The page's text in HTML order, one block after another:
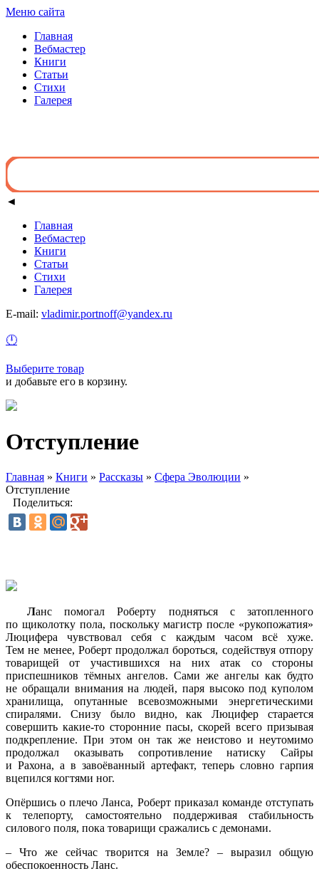
Меню сайта
Главная
Вебмастер
Книги
Статьи
Стихи
Галерея
◄
Главная
Вебмастер
Книги
Статьи
Стихи
Галерея
E-mail: vladimir.portnoff@yandex.ru
🕛
Выберите товар
и добавьте его в корзину.
Отступление
Главная » Книги » Рассказы » Сфера Эволюции »
Отступление
Поделиться:
Ланс помогал Роберту подняться с затопленного
по щиколотку пола, поскольку магистр после «рукопожатия»
Люцифера чувствовал себя с каждым часом всё хуже.
Тем не менее, Роберт продолжал бороться, содействуя отпору
товарищей от участившихся на них атак со стороны
приспешников тёмных ангелов. Сами же ангелы как будто
не обращали внимания на людей, паря высоко под куполом
хранилища, опутанные всевозможными энергетическими
спиралями. Снизу было видно, как Люцифер старается
совершить какие-то сторонние пасы, скорей всего призывая
подкрепление. При этом он так же неистово и неутомимо
продолжал оказывать сопротивление натиску Сайры
и Рахона, а в завоёванный артефакт, теперь словно гарпия
вцепился когтями ног.
Опёршись о плечо Ланса, Роберт приказал команде отступать
к телепорту, самостоятельно поддерживая стабильность
силового поля, пока товарищи сражались с демонами.
– Что же сейчас творится на Земле? – выразил общую
обеспокоенность Ланс.